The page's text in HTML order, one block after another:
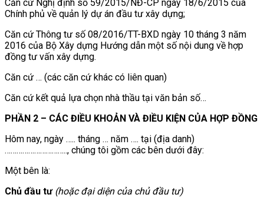
Căn cứ Nghị định số 59/2015/NĐ-CP ngày 18/6/2015 của
Chính phủ về quản lý dự án đầu tư xây dựng;
Căn cứ Thông tư số 08/2016/TT-BXD ngày 10 tháng 3 năm
2016 của Bộ Xây dựng Hướng dẫn một số nội dung về hợp
đồng tư vấn xây dựng.
Căn cứ … (các căn cứ khác có liên quan)
Căn cứ kết quả lựa chọn nhà thầu tại văn bản số…
PHẦN 2 – CÁC ĐIỀU KHOẢN VÀ ĐIỀU KIỆN CỦA HỢP ĐỒNG
Hôm nay, ngày ….. tháng … năm …. tại (địa danh)
………………………….., chúng tôi gồm các bên dưới đây:
Một bên là:
Chủ đầu tư (hoặc đại diện của chủ đầu tư)